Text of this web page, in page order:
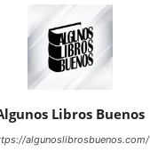
Libros Buenos
algunoslibrosbuenos.com/